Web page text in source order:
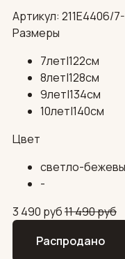
Артикул: 211E4406/
Размеры
7лет|122см
8лет|128см
9лет|134см
10лет|140см
Цвет
светло-
-
3 490 руб11 490руб
Распродано